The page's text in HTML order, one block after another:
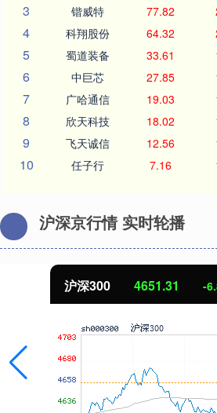
3 锴威特 77.82
4 科翔股份 64.32
5 蜀道装备 33.61
6 中巨芯 27.85
7 广哈通信 19.03
8 欣天科技 18.02
9 飞天诚信 12.56
10 任子行 7.16
沪深京行情 实时轮播
沪深300 4651.31 -